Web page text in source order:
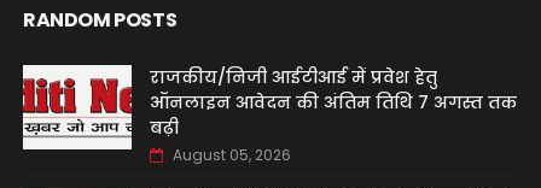
RANDOM POSTS
राजकीय/निजी आईटीआई में प्रवेश हेतु
ऑनलाइन आवेदन की अंतिम तिथि 7 अगस्त तक
बढ़ी
August 05, 2026